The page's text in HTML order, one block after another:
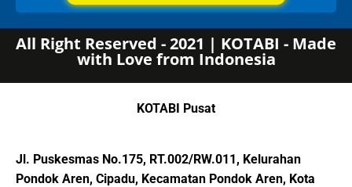
All Right Reserved - 2021 | KOTABI - Made
with Love from Indonesia
KOTABI Pusat
Jl. Puskesmas No.175, RT.002/RW.011, Kelurahan
Pondok Aren, Cipadu, Kecamatan Pondok Aren, Kota